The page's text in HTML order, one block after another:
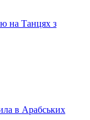
на Танцях з
в Арабських